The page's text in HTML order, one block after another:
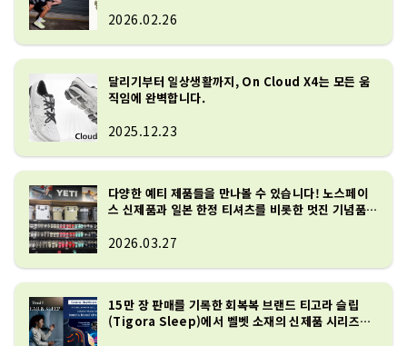
2026.02.26
달리기부터 일상생활까지, On Cloud X4는 모든 움
직임에 완벽합니다.
2025.12.23
다양한 예티 제품들을 만나볼 수 있습니다! 노스페이
스 신제품과 일본 한정 티셔츠를 비롯한 멋진 기념품들
2026.03.27
15만 장 판매를 기록한 회복복 브랜드 티고라 슬립
(Tigora Sleep)에서 벨벳 소재의 신제품 시리즈를